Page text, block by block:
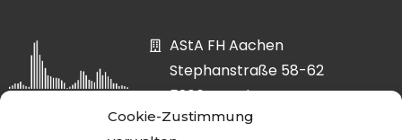
Cookie-Zustimmung
AStA FH Aachen
Stephanstraße 58-62
52064 Aachen
asta@fh-aachen.org